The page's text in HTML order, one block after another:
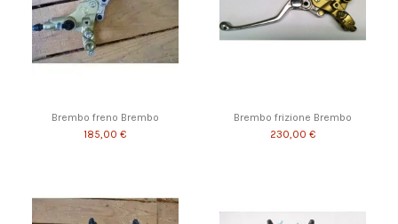
Brembo freno Brembo
185,00 €
Brembo frizione Brembo
230,00 €